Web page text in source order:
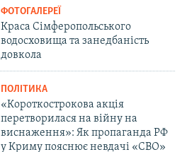
ФОТОГАЛЕРЕЇ
Краса Сімферопольського
водосховища та занедбаність
довкола
ПОЛІТИКА
«Короткострокова акція
перетворилася на війну на
виснаження»: Як пропаганда РФ
у Криму пояснює невдачі «СВО»